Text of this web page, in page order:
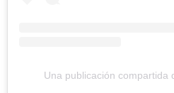
Una publicación compartida